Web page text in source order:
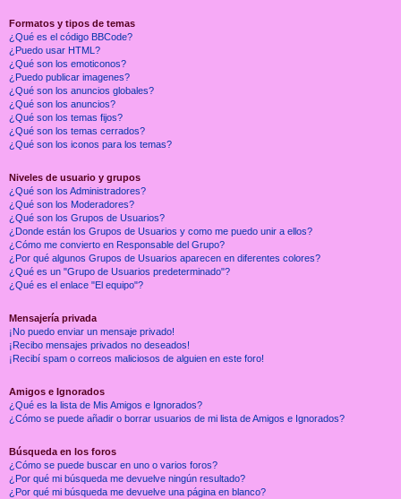
Formatos y tipos de temas
¿Qué es el código BBCode?
¿Puedo usar HTML?
¿Qué son los emoticonos?
¿Puedo publicar imagenes?
¿Qué son los anuncios globales?
¿Qué son los anuncios?
¿Qué son los temas fijos?
¿Qué son los temas cerrados?
¿Qué son los iconos para los temas?
Niveles de usuario y grupos
¿Qué son los Administradores?
¿Qué son los Moderadores?
¿Qué son los Grupos de Usuarios?
¿Donde están los Grupos de Usuarios y como me puedo unir a ellos?
¿Cómo me convierto en Responsable del Grupo?
¿Por qué algunos Grupos de Usuarios aparecen en diferentes colores?
¿Qué es un "Grupo de Usuarios predeterminado"?
¿Qué es el enlace "El equipo"?
Mensajería privada
¡No puedo enviar un mensaje privado!
¡Recibo mensajes privados no deseados!
¡Recibí spam o correos maliciosos de alguien en este foro!
Amigos e Ignorados
¿Qué es la lista de Mis Amigos e Ignorados?
¿Cómo se puede añadir o borrar usuarios de mi lista de Amigos e Ignorados?
Búsqueda en los foros
¿Cómo se puede buscar en uno o varios foros?
¿Por qué mi búsqueda me devuelve ningún resultado?
¿Por qué mi búsqueda me devuelve una página en blanco?